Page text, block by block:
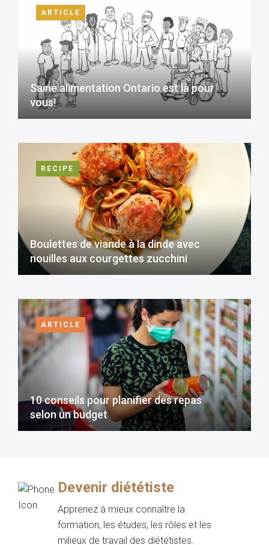
ARTICLE
Saine alimentation Ontario est là pour
vous!
RECIPE
Boulettes de viande à la dinde avec
nouilles aux courgettes zucchini
ARTICLE
10 conseils pour planifier des repas
selon un budget
Devenir diététiste
Apprenez à mieux connaître la
formation, les études, les rôles et les
milieux de travail des diététistes.